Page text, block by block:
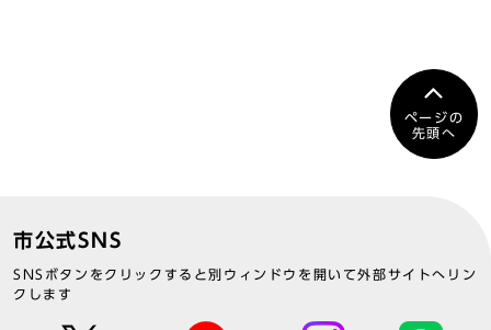
ページの
先頭へ
市公式SNS
SNSボタンをクリックすると別ウィンドウを開いて外部サイトへリン
クします